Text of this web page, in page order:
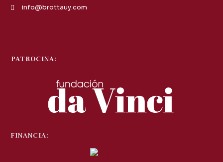
info@brottauy.com
PATROCINA:
FINANCIA: